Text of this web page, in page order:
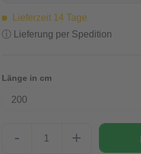
Lieferzeit 14 Tage
ⓘ Lieferung per Spedition
Länge in cm
200
- +